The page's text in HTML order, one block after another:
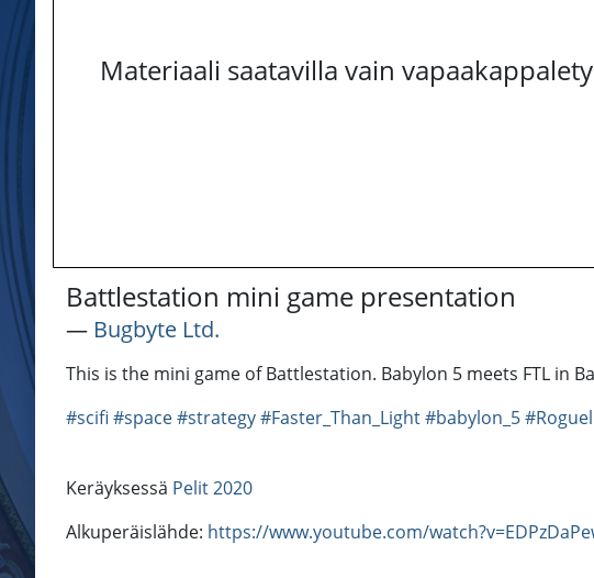
Materiaali saatavilla vain
Battlestation mini game presentation
― Bugbyte Ltd.
This is the mini game of Battlestation. Babylon 5 meets FTL
#scifi #space#strategy#Faster_Than_Light#babylon_5
Keräyksessä Pelit 2020
Alkuperäislähde: https://www.youtube.com/